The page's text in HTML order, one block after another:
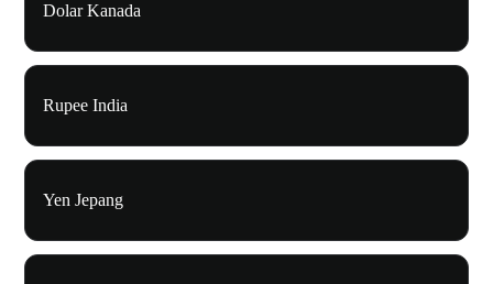
Dolar Kanada
Rupee India
Yen Jepang